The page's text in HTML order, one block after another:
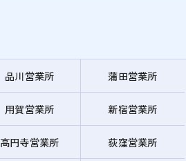
品川営業所 蒲田営業所
用賀営業所 新宿営業所
高円寺営業所 荻窪営業所